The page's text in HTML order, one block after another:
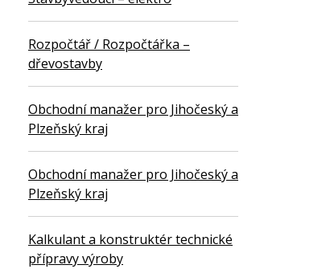
Rozpočtář / Rozpočtářka –
dřevostavby
Obchodní manažer pro Jihočeský a
Plzeňský kraj
Obchodní manažer pro Jihočeský a
Plzeňský kraj
Kalkulant a konstruktér technické
přípravy výroby